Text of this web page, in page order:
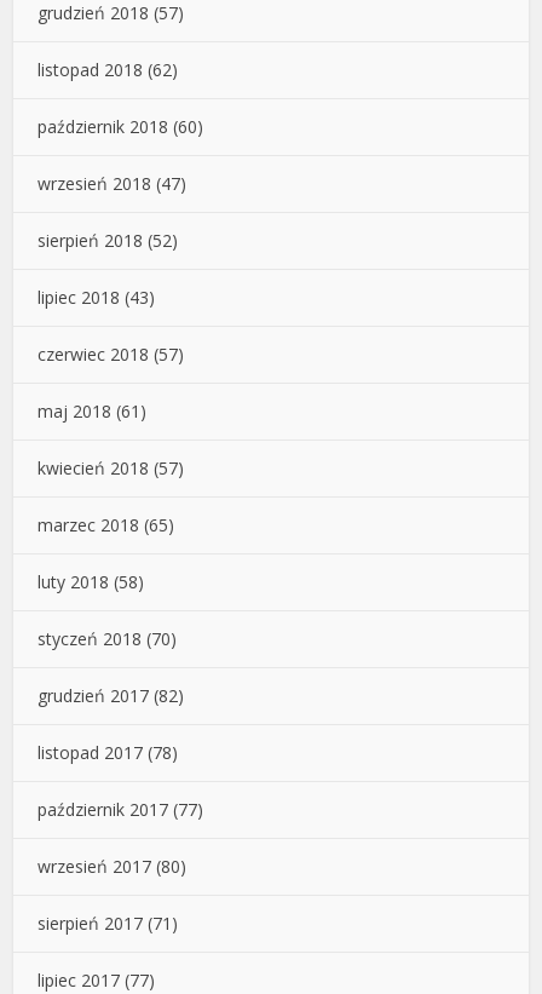
grudzień 2018 (57)
listopad 2018 (62)
październik 2018 (60)
wrzesień 2018 (47)
sierpień 2018 (52)
lipiec 2018 (43)
czerwiec 2018 (57)
maj 2018 (61)
kwiecień 2018 (57)
marzec 2018 (65)
luty 2018 (58)
styczeń 2018 (70)
grudzień 2017 (82)
listopad 2017 (78)
październik 2017 (77)
wrzesień 2017 (80)
sierpień 2017 (71)
lipiec 2017 (77)